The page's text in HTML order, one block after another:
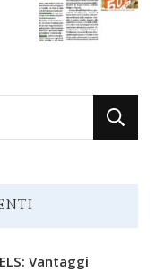
Vantaggi